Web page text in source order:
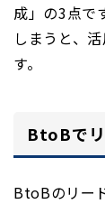
成」の3点で
しまうと、
す。
BtoBで
BtoBのリー